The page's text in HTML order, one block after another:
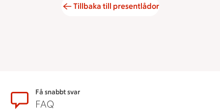
Tillbaka till presentlådor
SidfotFå snabbt svar
FAQ